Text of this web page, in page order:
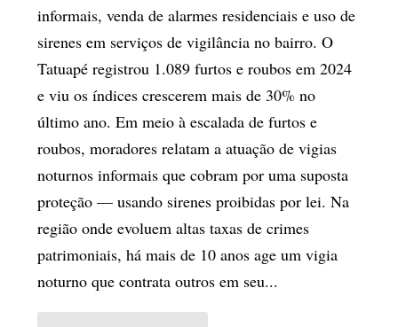
informais, venda de alarmes residenciais e uso de
sirenes em serviços de vigilância no bairro. O
Tatuapé registrou 1.089 furtos e roubos em 2024
e viu os índices crescerem mais de 30% no
último ano. Em meio à escalada de furtos e
roubos, moradores relatam a atuação de vigias
noturnos informais que cobram por uma suposta
proteção — usando sirenes proibidas por lei. Na
região onde evoluem altas taxas de crimes
patrimoniais, há mais de 10 anos age um vigia
noturno que contrata outros em seu...